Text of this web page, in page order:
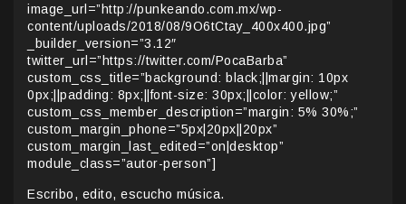
image_url=”http://punkeando.com.mx/wp-
content/uploads/2018/08/9O6tCtay_400x400.jpg”
_builder_version=”3.12″
twitter_url=”https://twitter.com/PocaBarba”
custom_css_title=”background: black;||margin: 10px
0px;||padding: 8px;||font-size: 30px;||color: yellow;”
custom_css_member_description=”margin: 5% 30%;”
custom_margin_phone=”5px|20px||20px”
custom_margin_last_edited=”on|desktop”
module_class=”autor-person”]
Escribo, edito, escucho música.